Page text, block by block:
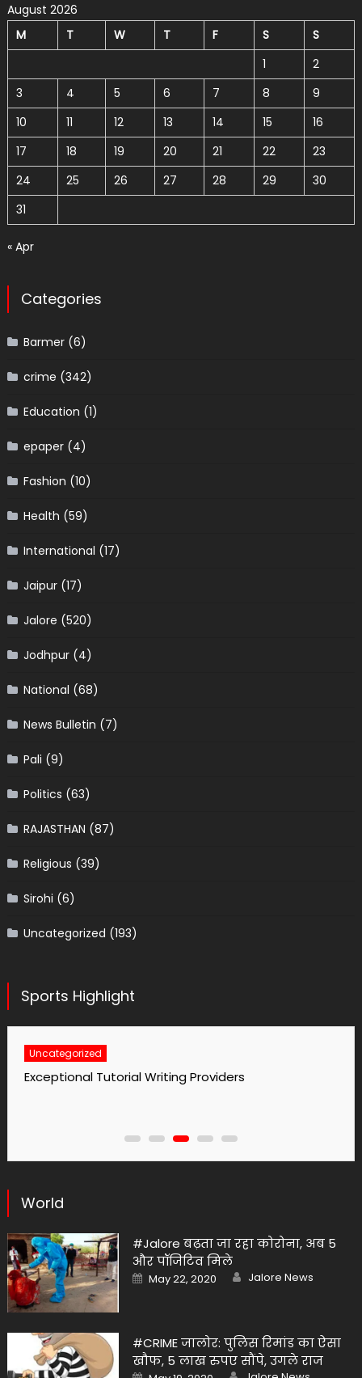
August 2026
M
T W T F S
S
1
2
3
4 5 6 7 8
9
10
11 12 13 14 15
16
17
18 19 20 21 22
23
24
25 26 27 28 29
30
31
« Apr
Categories
Barmer(6)
crime (342)
Education (1)
epaper(4)
Fashion (10)
Health (59)
International (17)
Jaipur(17)
Jalore (520)
Jodhpur(4)
National (68)
News Bulletin (7)
Pali (9)
Politics (63)
RAJASTHAN (87)
Religious (39)
Sirohi (6)
Uncategorized (193)
Sports Highlight
Uncategorized
No1 Essay Writing Service Grabmyessay Com
World
#Jalore बढ़ता जा रहा कोरोना, अब 5
और पॉजिटिव मिले
Posted
on
May 22, 2020 Author
Jalore News
#CRIME जालोर: पुलिस रिमांड का ऐसा
खौफ, 5 लाख रुपए सौंपे, उगले राज
Posted Author